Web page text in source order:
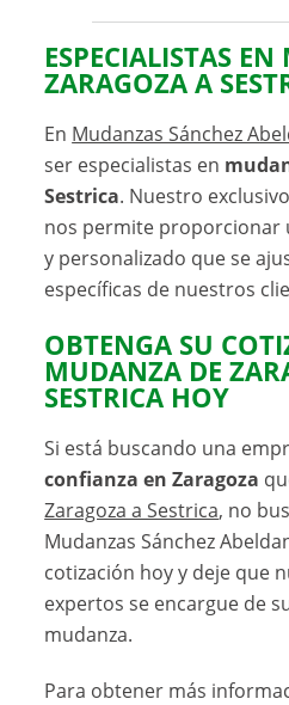
ESPECIALISTAS
ZARAGOZA A
En Mudanzas Sánchez
ser especialistas en
Sestrica. Nuestro
nos permite proporcionar
y personalizado que se
específicas de nuestros
OBTENGA SU
MUDANZA DE
SESTRICA HOY
Si está buscando una
confianza en Zaragoza
Zaragoza a Sestrica, no
Mudanzas Sánchez
cotización hoy y deje que
expertos se encargue de
mudanza.
Para obtener más